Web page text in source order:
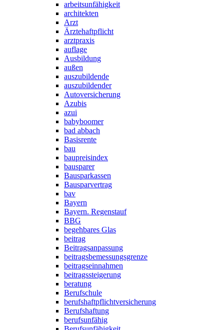
arbeitsunfähigkeit
architekten
Arzt
Ärztehaftpflicht
arztpraxis
auflage
Ausbildung
außen
auszubildende
auszubildender
Autoversicherung
Azubis
azui
babyboomer
bad abbach
Basisrente
bau
baupreisindex
bausparer
Bausparkassen
Bausparvertrag
bav
Bayern
Bayern. Regenstauf
BBG
begehbares Glas
beitrag
Beitragsanpassung
beitragsbemessungsgrenze
beitragseinnahmen
beitragssteigerung
beratung
Berufschule
berufshaftpflichtversicherung
Berufshaftung
berufsunfähig